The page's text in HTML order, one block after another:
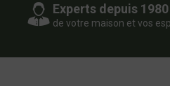
Experts depuis 1980
de votre maison et vos